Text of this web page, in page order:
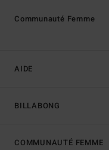
AIDE
BILLABONG
Communauté Femme
COMMUNAUTÉ FEMME